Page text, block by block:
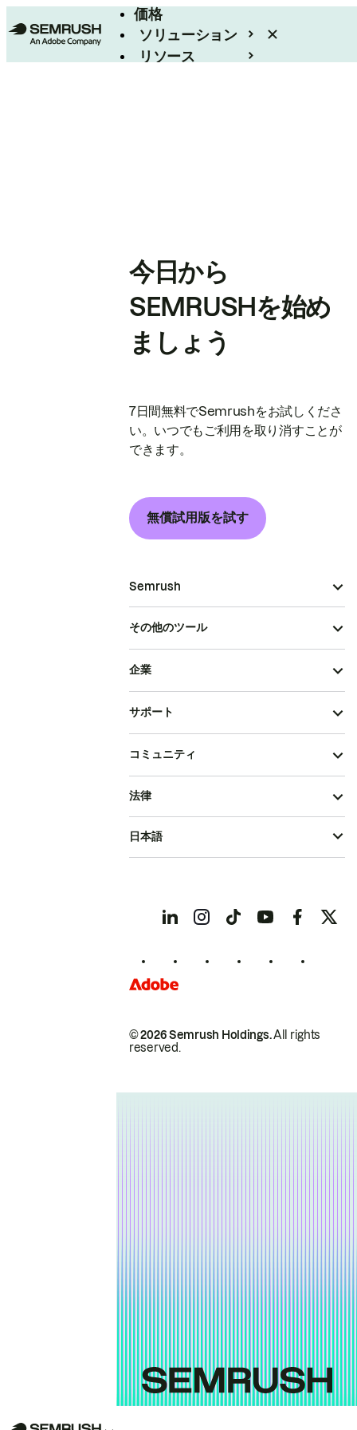
価格
ソリューション
リソース
今日から
SEMRUSHを始め
ましょう
7日間無料でSemrushをお試しくださ
い。いつでもご利用を取り消すことが
できます。
無償試用版を試す
Semrush
その他のツール
企業
サポート
コミュニティ
© 2026 Semrush Holdings.All rights
reserved.
法律
日本語